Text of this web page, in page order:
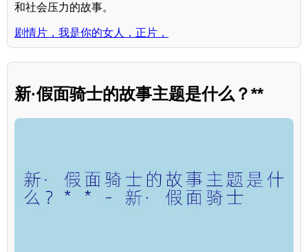
和社会压力的故事。
剧情片，我是你的女人，正片，
新·假面骑士的故事主题是什么？**